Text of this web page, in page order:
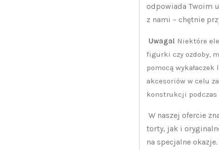
odpowiada Twoim
z nami – chętnie
Uwaga! Niektóre
figurki czy ozdoby,
pomocą
akcesoriów w celu
konstrukcji
W naszej ofercie
torty, jak i
na specjalne